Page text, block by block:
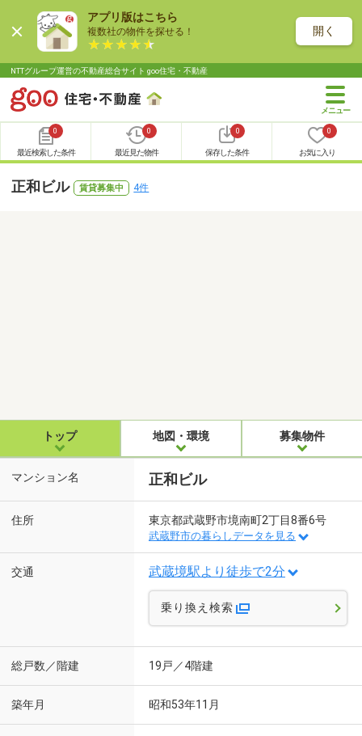
アプリ版はこちら
複数社の物件を探せる！ 開く
NTTグループ運営の不動産総合サイト goo住宅・不動産
0
最近検索した条件
0
最近見た物件
0
保存した条件
0
お気に入り
正和ビル 賃貸募集中 4件
トップ 地図・環境 募集物件
マンション名 正和ビル
住所 東京都武蔵野市境南町2丁目8番6号
武蔵野市の暮らしデータを見る
交通 武蔵境駅より徒歩で2分
乗り換え検索
総戸数／階建 19戸／4階建
築年月 昭和53年11月